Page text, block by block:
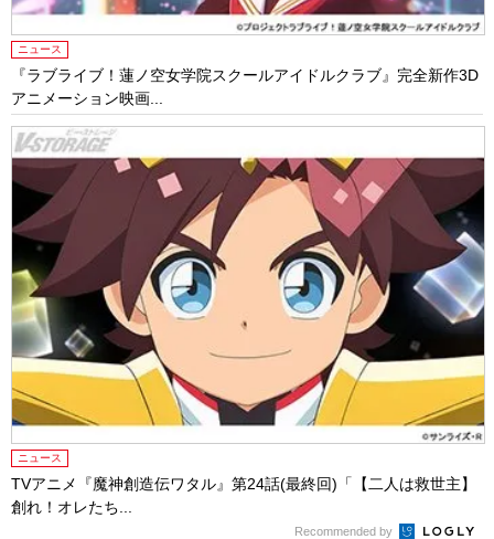
ニュース
『ラブライブ！蓮ノ空女学院スクールアイドルクラブ』完全新作3D
アニメーション映画...
ニュース
TVアニメ『魔神創造伝ワタル』第24話(最終回)「【二人は救世主】
創れ！オレたち...
Recommended by